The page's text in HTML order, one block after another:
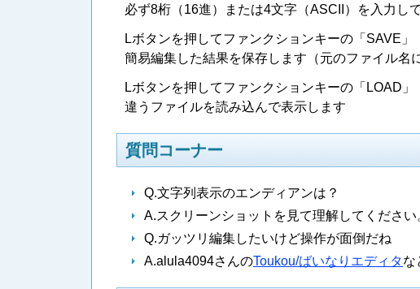
必ず8桁（16進）または4文字（ASCII）を入力し
Lボタンを押してファンクションキーの「SAVE」
簡易編集した結果を保存します（元のファイル名
Lボタンを押してファンクションキーの「LOAD」
違うファイルを読み込んで表示します
質問コーナー
Q.文字列表示のエンディアンは？
A.スクリーンショットを見て理解してください
Q.ガッツリ編集したいけど操作が面倒だね
A.alula4094さんのToukou/ばいなりエディタな